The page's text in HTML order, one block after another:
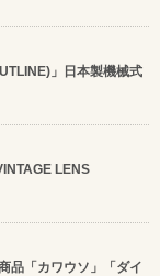
」日本製機械式
LENS
品「カワウソ」「ダイ